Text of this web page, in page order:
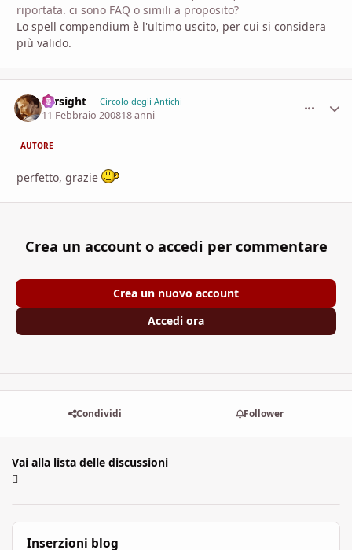
riportata. ci sono FAQ o simili a proposito?
Lo spell compendium è l'ultimo uscito, per cui si considera
più valido.
Farsight Circolo degli Antichi
11 Febbraio 200818 anni
AUTORE
perfetto, grazie
Crea un account o accedi per commentare
Crea un nuovo account
Accedi ora
Condividi Follower
Vai alla lista delle discussioni
Inserzioni blog